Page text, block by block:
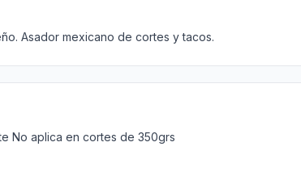
Asador mexicano de cortes y tacos.
No aplica en cortes de 350grs